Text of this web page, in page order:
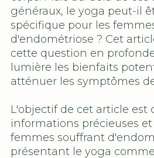
généraux, le yoga peut-il
spécifique pour les
d'endométriose ? Cet
cette question en
lumière les bienfaits
atténuer les symptômes
L'objectif de cet article est
informations précieuses
femmes souffrant
présentant le yoga